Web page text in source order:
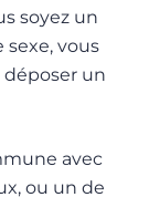
soyez un
vous
un
avec
ou un de